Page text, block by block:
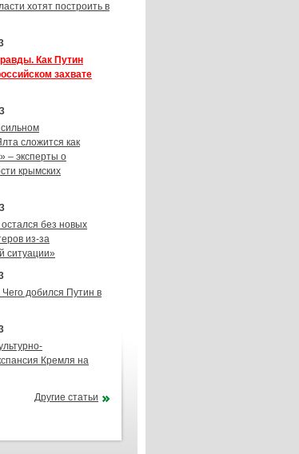
хотят построить в
Как Путин
захвате
сложится как
– эксперты о
крымских
без новых
из-за
ситуации»
добился Путин в
Кремля на
Другие статьи